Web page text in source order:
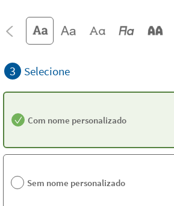
3 Selecione
Com nome personalizado
Sem nome personalizado